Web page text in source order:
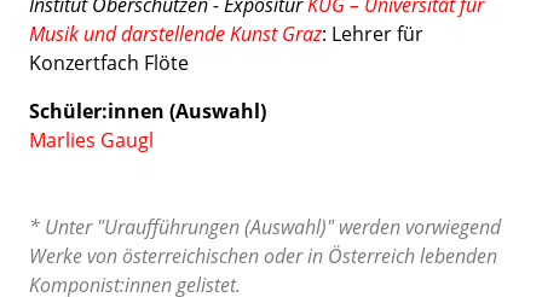
Musik und darstellende Kunst Graz: Lehrer für
Konzertfach Flöte
Schüler:innen (Auswahl)
Marlies Gaugl
* Unter "Uraufführungen (Auswahl)" werden vorwiegend
Werke von österreichischen oder in Österreich lebenden
Komponist:innen gelistet.